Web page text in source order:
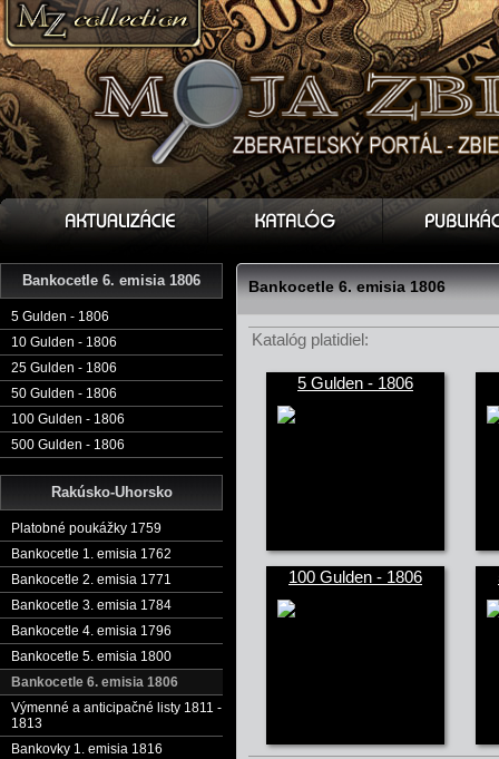
Bankocetle 6. emisia 1806
5 Gulden - 1806
10 Gulden - 1806
25 Gulden - 1806
50 Gulden - 1806
100 Gulden - 1806
500 Gulden - 1806
Rakúsko-Uhorsko
Platobné poukážky 1759
Bankocetle 1. emisia 1762
Bankocetle 2. emisia 1771
Bankocetle 3. emisia 1784
Bankocetle 4. emisia 1796
Bankocetle 5. emisia 1800
Bankocetle 6. emisia 1806
Výmenné a anticipačné listy 1811 -
1813
Bankovky 1. emisia 1816
Bankocetle 6. emisia 1806
Katalóg platidiel:
5 Gulden - 1806
100 Gulden - 1806